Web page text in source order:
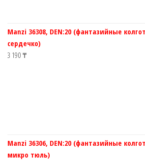
Manzi 36308, DEN:20 (фантазийные
сердечко)
3 190 ₸
Manzi 36306, DEN:20 (фантазийные
микро тюль)